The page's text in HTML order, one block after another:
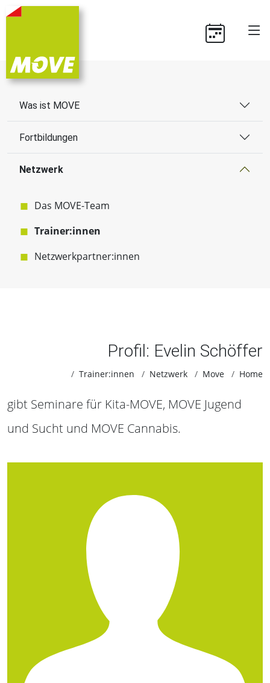
Was ist MOVE
Fortbildungen
Netzwerk
Das MOVE-Team
Trainer:innen
Netzwerkpartner:innen
Profil: Evelin Schöffer
Trainer:innen Netzwerk Move Home
gibt Seminare für Kita-MOVE, MOVE Jugend
und Sucht und MOVE Cannabis.